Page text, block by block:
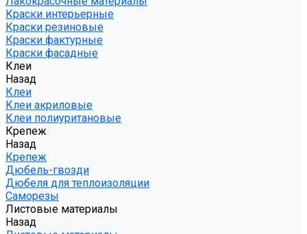
Краски интерьерные
Краски резиновые
Краски фактурные
Краски фасадные
Клеи
Назад
Клеи
Клеи акриловые
Клеи полиуритановые
Крепеж
Назад
Крепеж
Дюбель-гвозди
Дюбеля для теплоизоляции
Саморезы
Листовые материалы
Назад